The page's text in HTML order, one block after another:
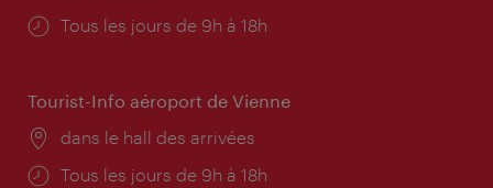
Horaires
Tous les jours de 9h à 18h
Tourist-Info aéroport de Vienne
Lieu:
dans le hall des arrivées
Horaires
Tous les jours de 9h à 18h